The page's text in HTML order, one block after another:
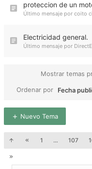
proteccion de un
Último mensaje por coito
Electricidad general.
Último mensaje por
Mostrar temas
Ordenar por
Fecha
Nuevo Tema
1 … 107